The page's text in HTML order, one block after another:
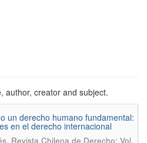
author, creator and subject.
un derecho humano fundamental:
en el derecho internacional
. Revista Chilena de Derecho; Vol.